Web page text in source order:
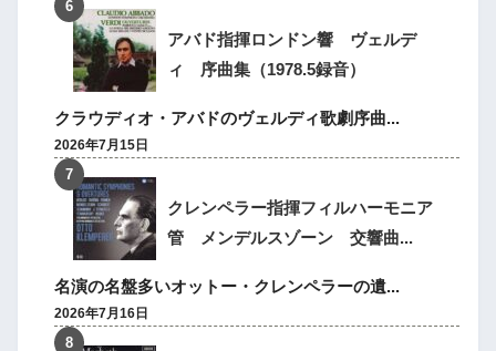
アバド指揮ロンドン響 ヴェルデ
ィ 序曲集（1978.5録音）
クラウディオ・アバドのヴェルディ歌劇序曲...
2026年7月15日
クレンペラー指揮フィルハーモニア
管 メンデルスゾーン 交響曲...
名演の名盤多いオットー・クレンペラーの遺...
2026年7月16日